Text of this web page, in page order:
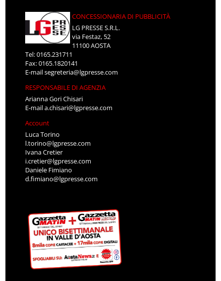
CONCESSIONARIA DI PUBBLICITÀ
LG PRESSE S.R.L.
via Festaz, 52
11100 AOSTA
Tel: 0165.231711
Fax: 0165.1820141
E-mailsegreteria@lgpresse.com
RESPONSABILE DI AGENZIA
Arianna Gori Chisari
E-maila.chisari@lgpresse.com
Account
Luca Torino
l.torino@lgpresse.com
Ivana Cretier
i.cretier@lgpresse.com
Daniele Fimiano
d.fimiano@lgpresse.com